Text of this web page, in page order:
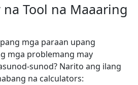
Tool na Maaaring
mga paraan upang
mga problemang may
sunod? Narito ang ilang
na calculators: